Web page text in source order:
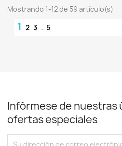
Mostrando 1-12 de 59 artículo(s)
1 2 3 … 5
Infórmese de nuestras
ofertas especiales